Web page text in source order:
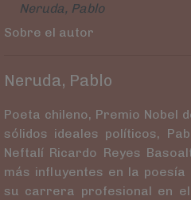
Neruda, Pablo
Sobre el autor
Neruda, Pablo
Poeta chileno, Premio Nobel
sólidos ideales políticos,
Neftalí Ricardo Reyes
más influyentes en la poesía
su carrera profesional en